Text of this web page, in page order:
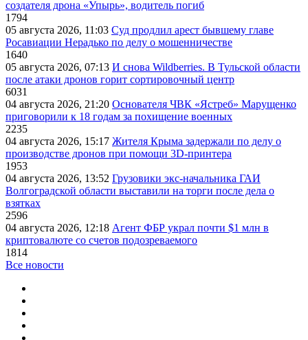
создателя дрона «Упырь», водитель погиб
1794
05 августа 2026, 11:03 Суд продлил арест бывшему главе
Росавиации Нерадько по делу о мошенничестве
1640
05 августа 2026, 07:13 И снова Wildberries. В Тульской области
после атаки дронов горит сортировочный центр
6031
04 августа 2026, 21:20 Основателя ЧВК «Ястреб» Марущенко
приговорили к 18 годам за похищение военных
2235
04 августа 2026, 15:17 Жителя Крыма задержали по делу о
производстве дронов при помощи 3D‑принтера
1953
04 августа 2026, 13:52 Грузовики экс-начальника ГАИ
Волгоградской области выставили на торги после дела о
взятках
2596
04 августа 2026, 12:18 Агент ФБР украл почти $1 млн в
криптовалюте со счетов подозреваемого
1814
Все новости